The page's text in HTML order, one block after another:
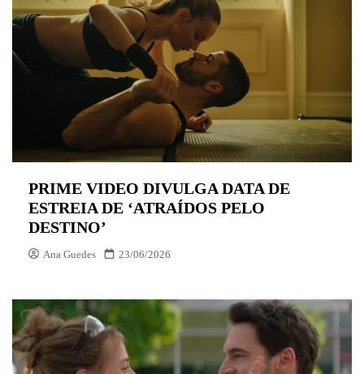
PRIME VIDEO DIVULGA DATA DE
ESTREIA DE ‘ATRAÍDOS PELO
DESTINO’
Ana Guedes 23/06/2026